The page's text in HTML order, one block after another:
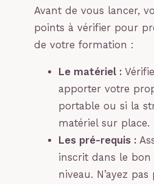
Avant de vous lancer,
points à vérifier pour
de votre formation :
Le matériel :
apporter votre
portable ou si la
matériel sur place.
Les pré-requis :
inscrit dans le bon
niveau. N’ayez